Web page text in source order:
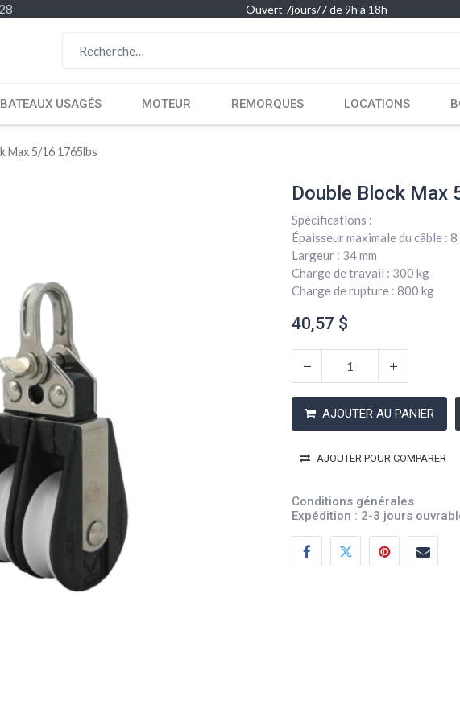
Ouvert 7jours/7 de 9h à 18h
BATEAUX USAGÉS MOTEUR REMORQUES LOCATIONS
Max 5/16 1765lbs
Double Block Max
Spécifications :
Épaisseur maximale du câble : 8
Largeur : 34 mm
Charge de travail : 300 kg
Charge de rupture : 800 kg
40,57 $
AJOUTER AU PANIER
AJOUTER POUR COMPARER
Conditions générales
Expédition : 2-3 jours